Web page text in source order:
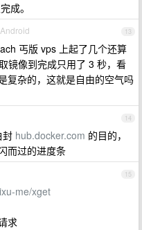
成。
13
丐版 vps 上起了几个还算
镜像到完成只用了 3 秒，看
复杂的，这就是自由的空气吗
14
封 hub.docker.com 的目的，
而过的进度条
15
me/xget
求